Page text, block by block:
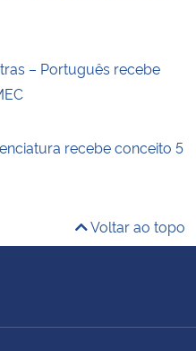
– Português recebe
recebe conceito 5
Voltar ao topo